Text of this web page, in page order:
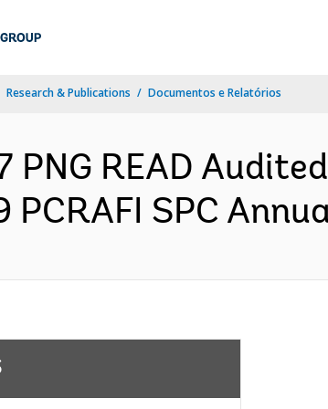
Research & Publications Documentos e Relatórios
PNG READ
PCRAFI SPC